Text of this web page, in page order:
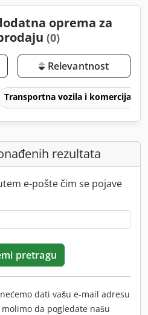
oprema za
(0)
Relevantnost
Transportna vozila i komercijalna
rezultata
e-pošte čim se pojave
pretragu
dati vašu e-mail adresu
da pogledate našu